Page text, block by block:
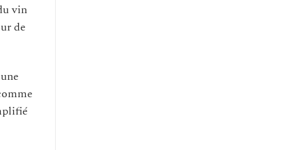
vin
de